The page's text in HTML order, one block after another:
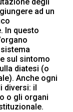
ad un
In questo
sul sintomo
diatesi (o
Anche ogni
diversi: il
o gli organi